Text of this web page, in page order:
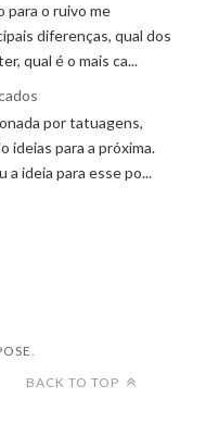
para o ruivo me
diferenças, qual dos
qual é o mais ca...
por tatuagens,
ideias para a próxima.
a ideia para esse po...
BACK TO TOP